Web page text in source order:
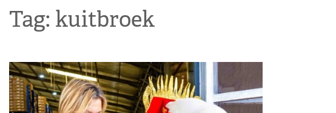
Tag: kuitbroek